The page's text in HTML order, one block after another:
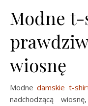
Modne
wiosnę
Modnedamskie t-
nadchodzącą